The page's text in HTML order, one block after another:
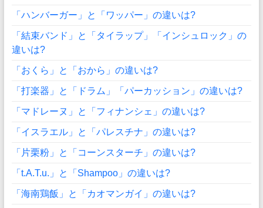
「ハンバーガー」と「ワッパー」の違いは?
「結束バンド」と「タイラップ」「インシュロック」の
違いは?
「おくら」と「おから」の違いは?
「打楽器」と「ドラム」「パーカッション」の違いは?
「マドレーヌ」と「フィナンシェ」の違いは?
「イスラエル」と「パレスチナ」の違いは?
「片栗粉」と「コーンスターチ」の違いは?
「t.A.T.u.」と「Shampoo」の違いは?
「海南鶏飯」と「カオマンガイ」の違いは?